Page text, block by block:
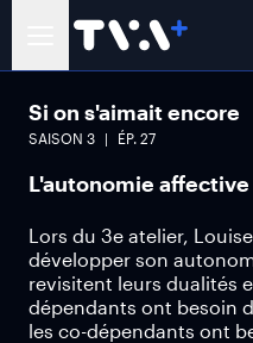
Si on s'aimait encore
SAISON 3 ÉP. 27
L'autonomie affective
Lors du 3e atelier,
développer son
revisitent leurs dualités
dépendants ont besoin
les co-dépendants ont